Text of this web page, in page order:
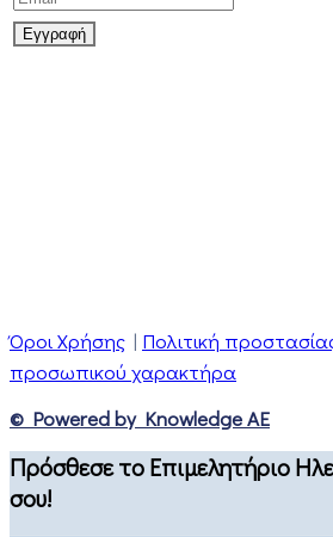
Όροι Χρήσης | Πολιτική
προσωπικού χαρακτήρα
© Powered by Knowledge AE
Πρόσθεσε το Επιμελητήριο
σου!